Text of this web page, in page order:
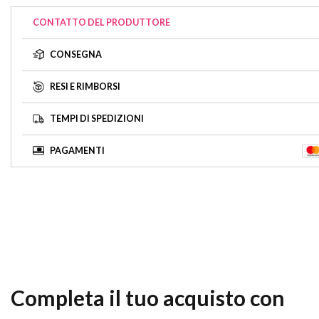
CONTATTO DEL PRODUTTORE
CONSEGNA
RESI E RIMBORSI
TEMPI DI SPEDIZIONI
PAGAMENTI
Completa il tuo acquisto con